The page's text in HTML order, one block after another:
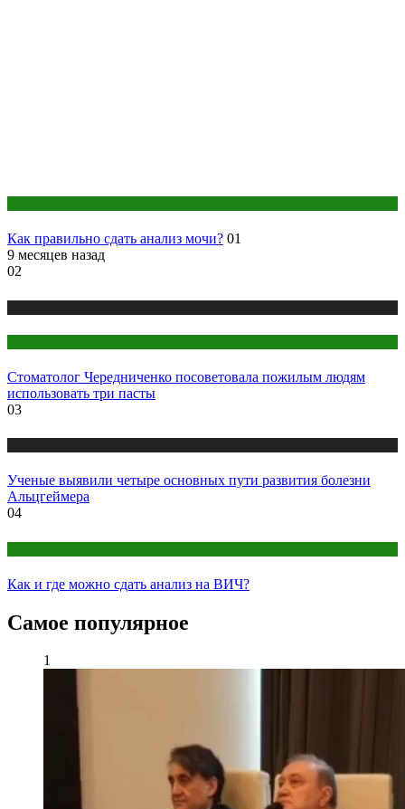
Как правильно сдать анализ мочи? 01
9 месяцев назад
02
Стоматолог Чередниченко посоветовала пожилым людям
использовать три пасты
03
Ученые выявили четыре основных пути развития болезни
Альцгеймера
04
Как и где можно сдать анализ на ВИЧ?
Самое популярное
1